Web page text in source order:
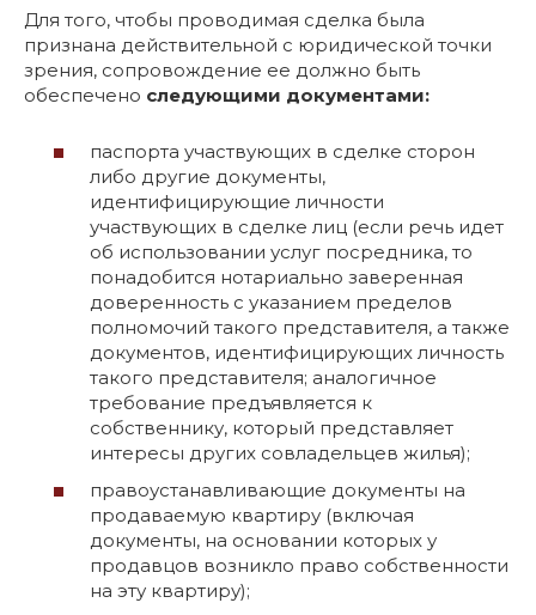
Для того, чтобы проводимая сделка была
признана действительной с юридической точки
зрения, сопровождение ее должно быть
обеспечено следующими документами:
паспорта участвующих в сделке сторон
либо другие документы,
идентифицирующие личности
участвующих в сделке лиц (если речь идет
об использовании услуг посредника, то
понадобится нотариально заверенная
доверенность с указанием пределов
полномочий такого представителя, а также
документов, идентифицирующих личность
такого представителя; аналогичное
требование предъявляется к
собственнику, который представляет
интересы других совладельцев жилья);
правоустанавливающие документы на
продаваемую квартиру (включая
документы, на основании которых у
продавцов возникло право собственности
на эту квартиру);